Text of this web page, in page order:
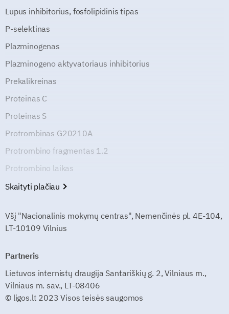
Lupus inhibitorius, fosfolipidinis tipas
P-selektinas
Plazminogenas
Plazminogeno aktyvatoriaus inhibitorius
Prekalikreinas
Proteinas C
Proteinas S
Protrombinas G20210A
Protrombino fragmentas 1.2
Protrombino laikas
Skaityti plačiau
Všį "Nacionalinis mokymų centras", Nemenčinės pl. 4E-104,
LT-10109 Vilnius
Partneris
Lietuvos internistų draugija Santariškių g. 2, Vilniaus m.,
Vilniaus m. sav., LT-08406
© ligos.lt 2023 Visos teisės saugomos